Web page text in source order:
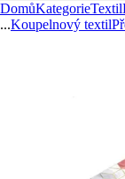
DomůKategorieTextil
...Koupelnový textil